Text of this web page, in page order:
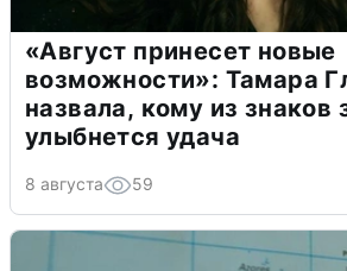
«Август принесет новые
возможности»: Тамара
назвала, кому из знаков
улыбнется удача
8 августа 59